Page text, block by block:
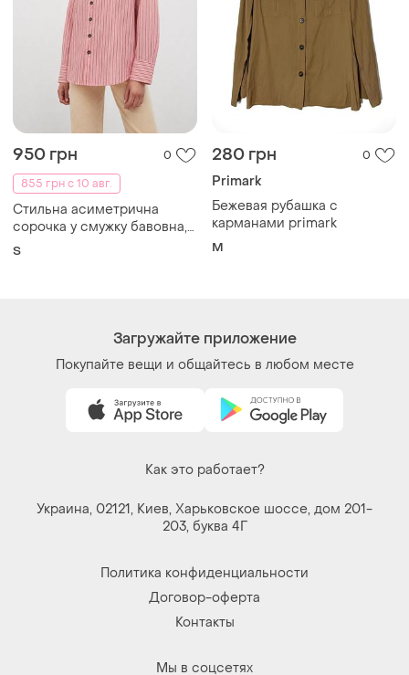
950 грн
0
855 грн с 10 авг.
Стильна асиметрична
сорочка у смужку бавовна,
s
S
280 грн 0
Primark
Бежевая рубашка с
карманами primark
M
Загружайте приложение
Покупайте вещи и общайтесь в любом месте
Как это работает?
Украина, 02121, Киев, Харьковское шоссе, дом 201-
203, буква 4Г
Политика конфиденциальности
Договор-оферта
Контакты
Мы в соцсетях